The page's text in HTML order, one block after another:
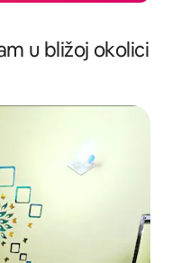
u bližoj okolici